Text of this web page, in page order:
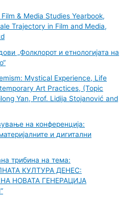
& Media Studies Yearbook,
Trajectory in Film and Media,
„Фолклорот и етнологијата на
Mystical Experience, Life
Art Practices, (Topic
Yan, Prof. Lidija Stojanović and
на конференција:
и дигитални
трибина на тема:
КУЛТУРА ДЕНЕС:
НОВАТА ГЕНЕРАЦИЈА